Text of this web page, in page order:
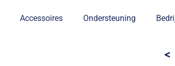
Accessoires Ondersteuning